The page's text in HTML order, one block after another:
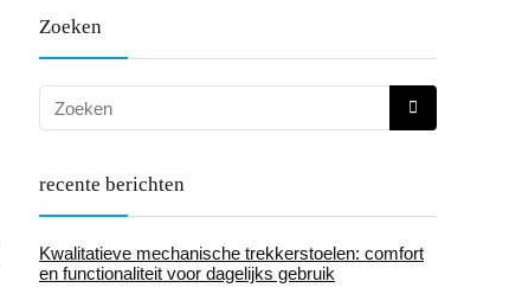
Zoeken
recente berichten
Kwalitatieve mechanische trekkerstoelen: comfort
en functionaliteit voor dagelijks gebruik